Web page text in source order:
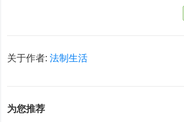
关于作者:法制生活
为您推荐